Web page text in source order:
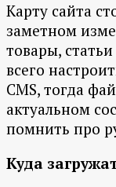
Карту сайта
заметном
товары,
всего
CMS, тогда
актуальном
помнить про
Куда